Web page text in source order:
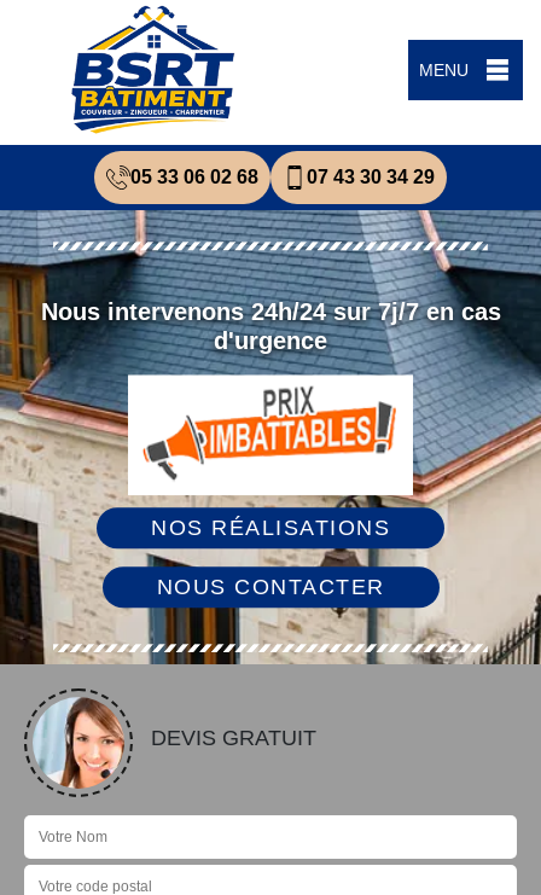
MENU
05 33 06 02 68 07 43 30 34 29
Nous intervenons 24h/24 sur 7j/7 en cas
d'urgence
NOS RÉALISATIONS
NOUS CONTACTER
DEVIS GRATUIT